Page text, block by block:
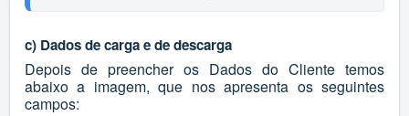
c) Dados de carga e de descarga
Depois de preencher os Dados do Cliente temos
abaixo a imagem, que nos apresenta os seguintes
campos: